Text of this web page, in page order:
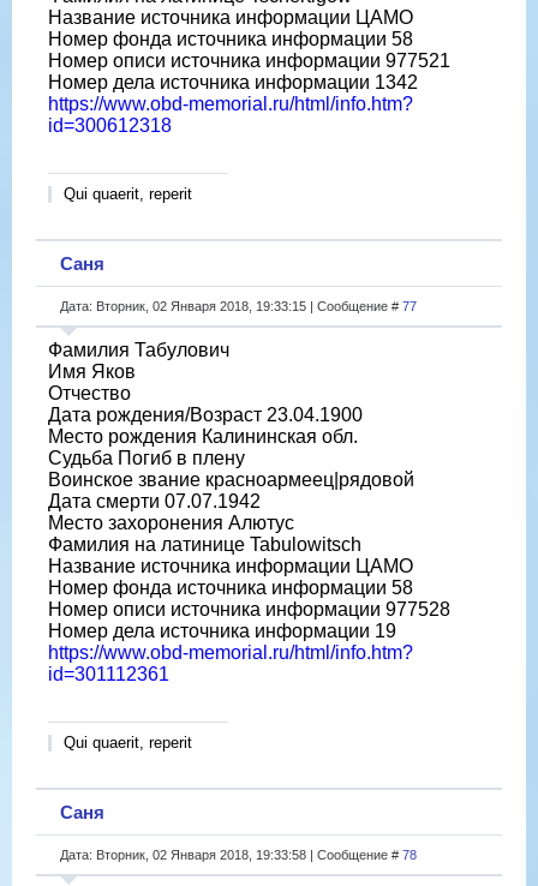
Название источника информации ЦАМО
Номер фонда источника информации 58
Номер описи источника информации 977521
Номер дела источника информации 1342
https://www.obd-memorial.ru/html/info.htm?
id=300612318
Qui quaerit, reperit
Саня
Дата: Вторник, 02 Января 2018, 19:33:15 | Сообщение # 77
Фамилия Табулович
Имя Яков
Отчество
Дата рождения/Возраст 23.04.1900
Место рождения Калининская обл.
Судьба Погиб в плену
Воинское звание красноармеец|рядовой
Дата смерти 07.07.1942
Место захоронения Алютус
Фамилия на латинице Tabulowitsch
Название источника информации ЦАМО
Номер фонда источника информации 58
Номер описи источника информации 977528
Номер дела источника информации 19
https://www.obd-memorial.ru/html/info.htm?
id=301112361
Qui quaerit, reperit
Саня
Дата: Вторник, 02 Января 2018, 19:33:58 | Сообщение # 78